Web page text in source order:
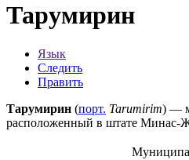
Тарумирин
Язык
Следить
Править
Тарумирин (порт. Tarumirim) —
расположенный в штате Минас-